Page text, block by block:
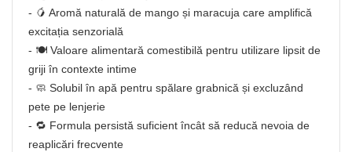
- 🥭 Aromă naturală de mango și maracuja care amplifică
excitația senzorială
- 🍽️ Valoare alimentară comestibilă pentru utilizare lipsit de
griji în contexte intime
- 🧼 Solubil în apă pentru spălare grabnică și excluzând
pete pe lenjerie
- 🔁 Formula persistă suficient încât să reducă nevoia de
reaplicări frecvente